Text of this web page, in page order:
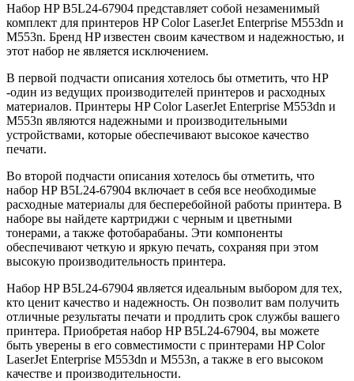
Набор HP B5L24-67904 представляет собой незаменимый
комплект для принтеров HP Color LaserJet Enterprise M553dn и
M553n. Бренд HP известен своим качеством и надежностью, и
этот набор не является исключением.
В первой подчасти описания хотелось бы отметить, что HP
-один из ведущих производителей принтеров и расходных
материалов. Принтеры HP Color LaserJet Enterprise M553dn и
M553n являются надежными и производительными
устройствами, которые обеспечивают высокое качество
печати.
Во второй подчасти описания хотелось бы отметить, что
набор HP B5L24-67904 включает в себя все необходимые
расходные материалы для бесперебойной работы принтера. В
наборе вы найдете картриджи с черным и цветными
тонерами, а также фотобарабаны. Эти компоненты
обеспечивают четкую и яркую печать, сохраняя при этом
высокую производительность принтера.
Набор HP B5L24-67904 является идеальным выбором для тех,
кто ценит качество и надежность. Он позволит вам получить
отличные результаты печати и продлить срок службы вашего
принтера. Приобретая набор HP B5L24-67904, вы можете
быть уверены в его совместимости с принтерами HP Color
LaserJet Enterprise M553dn и M553n, а также в его высоком
качестве и производительности.